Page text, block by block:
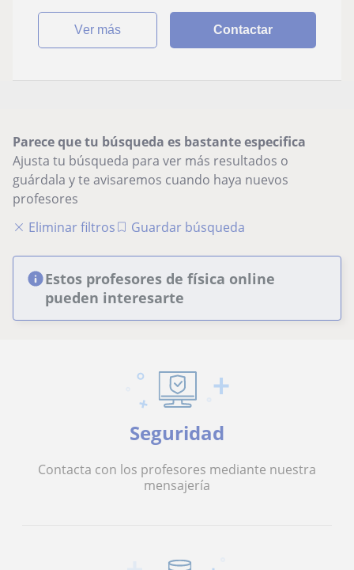
ver más Contactar
Parece que tu búsqueda es bastante especifica
Ajusta tu búsqueda para ver más resultados o
guárdala y te avisaremos cuando haya nuevos
profesores
Eliminar filtros
Guardar búsqueda
Estos profesores de física online
pueden interesarte
Seguridad
Contacta con los profesores mediante nuestra
mensajería